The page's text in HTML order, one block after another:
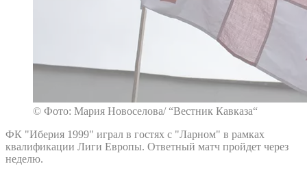
© Фото: Мария Новоселова/ “Вестник Кавказа“
ФК "Иберия 1999" играл в гостях с "Ларном" в рамках
квалификации Лиги Европы. Ответный матч пройдет через
неделю.